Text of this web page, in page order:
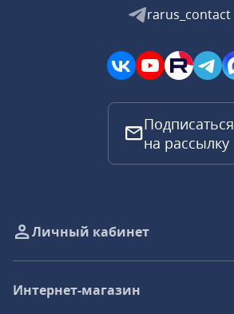
rarus_contact
Подписаться
на рассылку
Личный кабинет
Интернет-магазин